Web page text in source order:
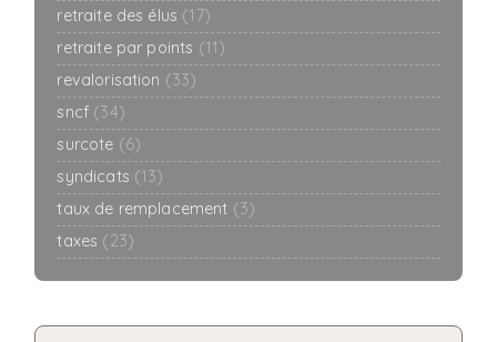
retraite des élus (17)
retraite par points (11)
revalorisation (33)
sncf (34)
surcote (6)
syndicats (13)
taux de remplacement (3)
taxes (23)